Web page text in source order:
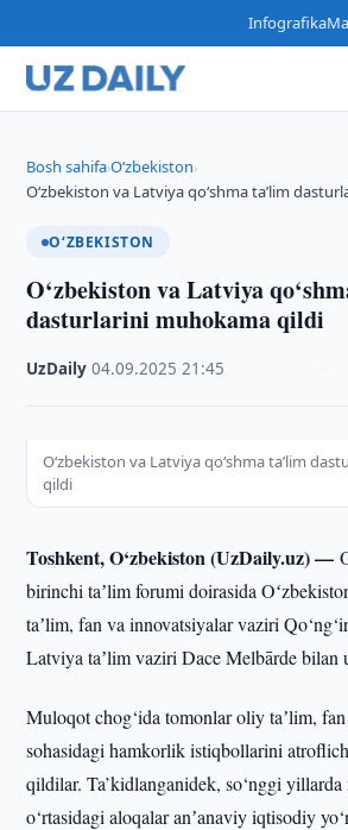
Infografika
Bosh sahifa›O‘zbekiston›
O‘zbekiston va Latviya qo‘shma ta’lim
O‘ZBEKISTON
O‘zbekiston va Latviya
dasturlarini muhokama qildi
UzDaily ·04.09.2025 ·21:45
O‘zbekiston va Latviya qo‘shma ta’lim
qildi
Toshkent, O‘zbekiston (UzDaily.uz) —
birinchi taʼlim forumi doirasida
taʼlim, fan va innovatsiyalar vaziri
Latviya taʼlim vaziri Dace Melbārde bilan
Muloqot chog‘ida tomonlar oliy taʼlim,
sohasidagi hamkorlik istiqbollarini
qildilar. Ta’kidlanganidek, so‘nggi
o‘rtasidagi aloqalar anʼanaviy iqtisodiy